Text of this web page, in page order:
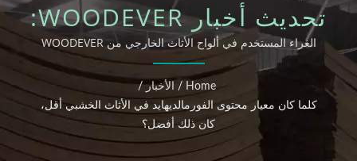
تحديث أخبار WOODEVER:
كلما كان معيار محتوى
الفورمالديهايد في الأثاث
الخشبي أقل، كان ذلك
أفضل؟
الغراء المستخدم في ألواح الأثاث الخارجي من WOODEVER
يتماشى مع شهادة SGS
Home
/ الأخبار /
كلما كان معيار محتوى الفورمالديهايد في الأثاث الخشبي أقل،
كان ذلك أفضل؟